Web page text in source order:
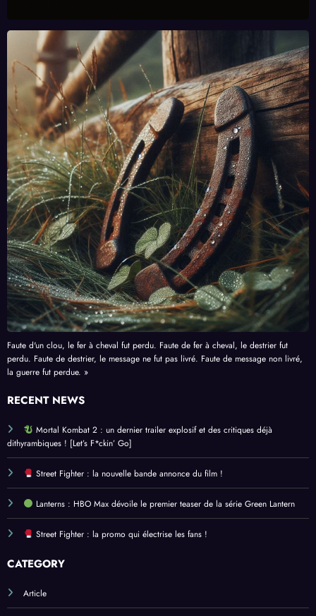
Faute d'un clou, le fer à cheval fut perdu. Faute de fer à cheval, le destrier fut
perdu. Faute de destrier, le message ne fut pas livré. Faute de message non livré,
la guerre fut perdue. »
RECENT NEWS
Mortal Kombat 2 : un dernier trailer explosif et des critiques déjà
dithyrambiques ! [Let’s F*ckin’ Go]
Street Fighter : la nouvelle bande annonce du film !
Lanterns : HBO Max dévoile le premier teaser de la série Green Lantern
Street Fighter : la promo qui électrise les fans !
CATEGORY
Article